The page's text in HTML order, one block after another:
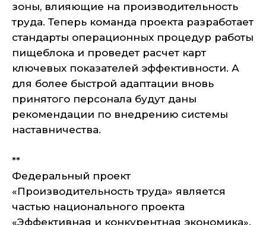
зоны, влияющие на производительность
труда. Теперь команда проекта разработает
стандарты операционных процедур работы
пищеблока и проведет расчет карт
ключевых показателей эффективности. А
для более быстрой адаптации вновь
принятого персонала будут даны
рекомендации по внедрению системы
наставничества.
**
Федеральный проект
«Производительность труда» является
частью национального проекта
«Эффективная и конкурентная экономика».